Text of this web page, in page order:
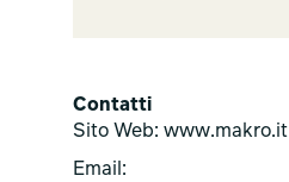
Contatti
Sito Web: www.makro.it
Email: